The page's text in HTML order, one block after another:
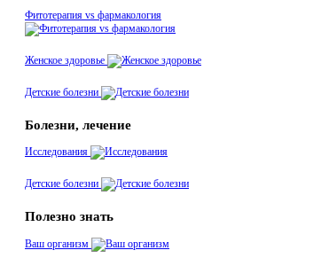
Фитотерапия vs фармакология
Женское здоровье
Детские болезни
Болезни, лечение
Исследования
Детские болезни
Полезно знать
Ваш организм